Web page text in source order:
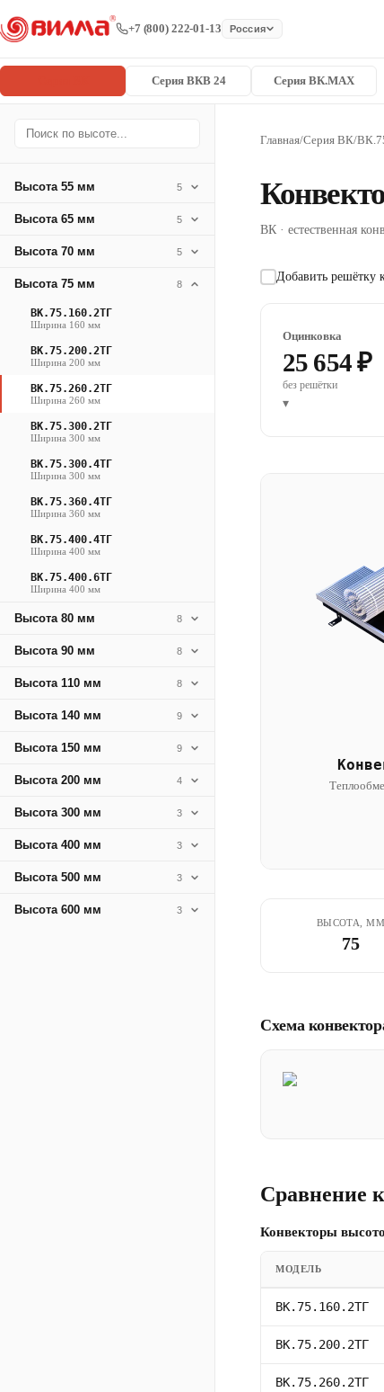
+7 (800) 222-01-13 Россия
Серия ВКВ 24 Серия ВК.MAX
Высота 55 мм 5
Высота 65 мм 5
Высота 70 мм 5
Высота 75 мм 8
ВК.75.160.2ТГ
Ширина 160 мм
ВК.75.200.2ТГ
Ширина 200 мм
ВК.75.260.2ТГ
Ширина 260 мм
ВК.75.300.2ТГ
Ширина 300 мм
ВК.75.300.4ТГ
Ширина 300 мм
ВК.75.360.4ТГ
Ширина 360 мм
ВК.75.400.4ТГ
Ширина 400 мм
ВК.75.400.6ТГ
Ширина 400 мм
Высота 80 мм 8
Высота 90 мм 8
Высота 110 мм 8
Высота 140 мм 9
Высота 150 мм 9
Высота 200 мм 4
Высота 300 мм 3
Высота 400 мм 3
Высота 500 мм 3
Высота 600 мм 3
Главная/Серия ВК/
ВК · естественная
Добавить решётку
Оцинковка
25 654 ₽
без решётки
▾
ВЫСОТА, ММ
75
Схема
Сравнение
Конвекторы
МОДЕЛЬ
ВК.75.160.2ТГ
ВК.75.200.2ТГ
ВК.75.260.2ТГ